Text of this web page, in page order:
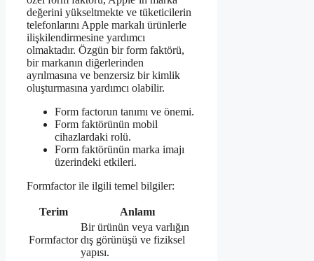
değerini yükseltmekte ve tüketicilerin
telefonlarını Apple markalı ürünlerle
ilişkilendirmesine yardımcı
olmaktadır. Özgün bir form faktörü,
bir markanın diğerlerinden
ayrılmasına ve benzersiz bir kimlik
oluşturmasına yardımcı olabilir.
Form factorun tanımı ve önemi.
Form faktörünün mobil
cihazlardaki rolü.
Form faktörünün marka imajı
üzerindeki etkileri.
Formfactor ile ilgili temel bilgiler:
Terim Anlamı
Formfactor
Bir ürünün veya varlığın
dış görünüşü ve fiziksel
yapısı.